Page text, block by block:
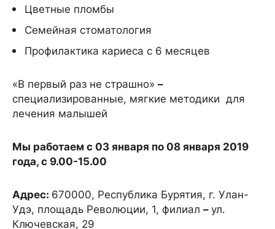
Цветные пломбы
Семейная стоматология
Профилактика кариеса с 6 месяцев
«В первый раз не страшно» –
специализированные, мягкие методики для
лечения малышей
Мы работаем с 03 января по 08 января 2019
года, с 9.00-15.00
Адрес: 670000, Республика Бурятия, г. Улан-
Удэ, площадь Революции, 1, филиал – ул.
Ключевская, 29